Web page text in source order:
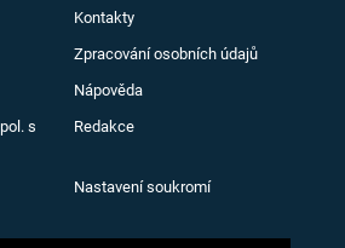
Kontakty
Zpracování osobních údajů
Nápověda
s
Redakce
Nastavení soukromí